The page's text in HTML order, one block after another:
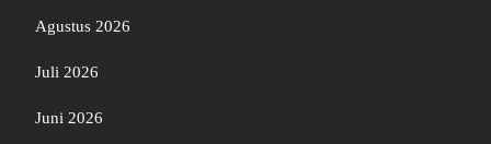
Agustus 2026
Juli 2026
Juni 2026